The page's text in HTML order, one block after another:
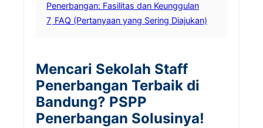
Penerbangan: Fasilitas dan Keunggulan
7 FAQ (Pertanyaan yang Sering Diajukan)
Mencari Sekolah Staff
Penerbangan Terbaik di
Bandung? PSPP
Penerbangan Solusinya!